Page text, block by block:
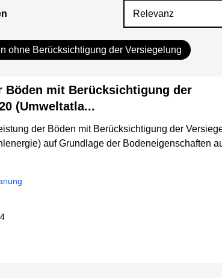
ohne Berücksichtigung der Versiegelung
Böden mit Berücksichtigung der
(Umweltatla...
der Böden mit Berücksichtigung der
auf Grundlage der Bodeneigenschaften